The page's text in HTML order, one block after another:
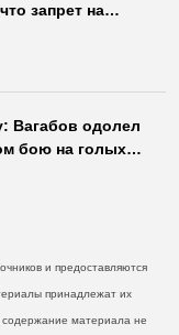
запрет на
Вагабов одолел
бою на голых
и предоставляются
принадлежат их
содержание материала не